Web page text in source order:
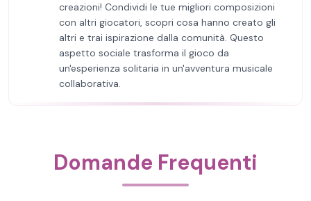
creazioni! Condividi le tue migliori composizioni
con altri giocatori, scopri cosa hanno creato gli
altri e trai ispirazione dalla comunità. Questo
aspetto sociale trasforma il gioco da
un'esperienza solitaria in un'avventura musicale
collaborativa.
Domande Frequenti